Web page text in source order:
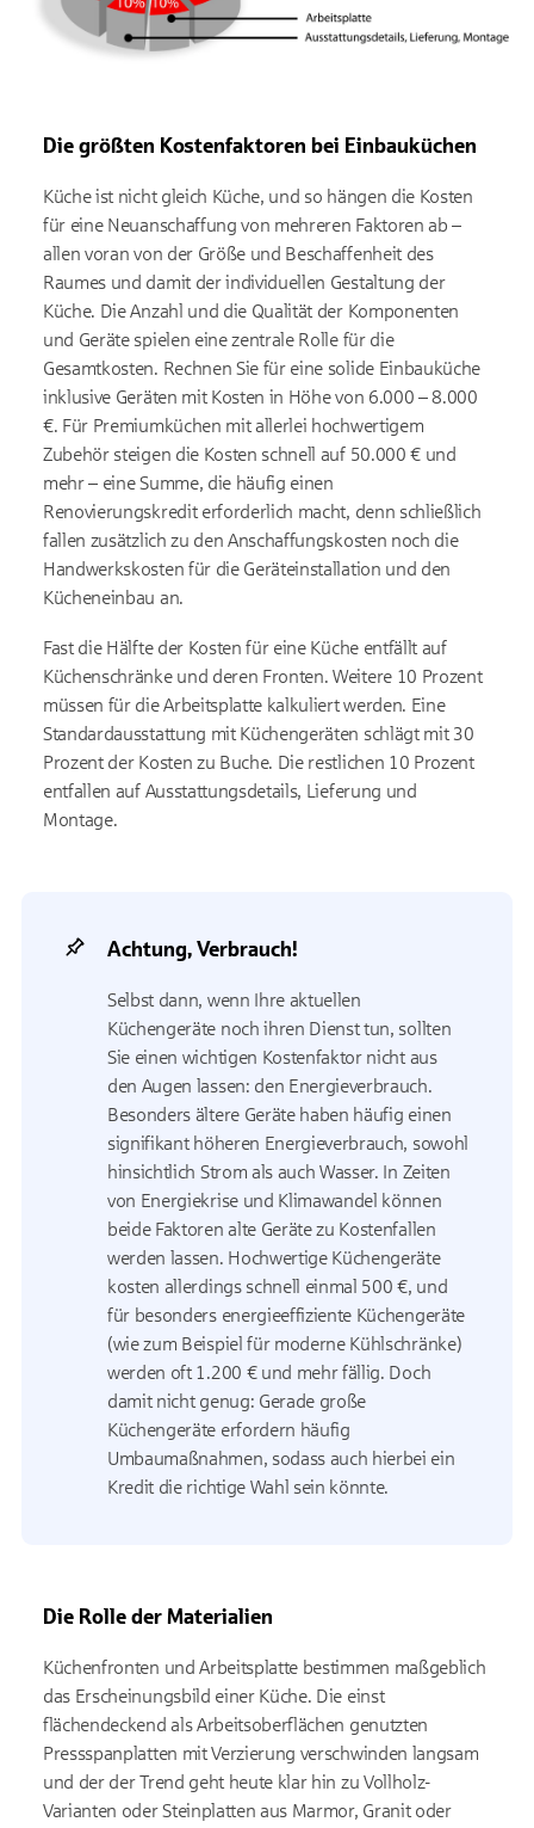
Die größten Kostenfaktoren bei Einbauküchen
Küche ist nicht gleich Küche, und so hängen die Kosten
für eine Neuanschaffung von mehreren Faktoren ab –
allen voran von der Größe und Beschaffenheit des
Raumes und damit der individuellen Gestaltung der
Küche. Die Anzahl und die Qualität der Komponenten
und Geräte spielen eine zentrale Rolle für die
Gesamtkosten. Rechnen Sie für eine solide Einbauküche
inklusive Geräten mit Kosten in Höhe von 6.000 – 8.000
€. Für Premiumküchen mit allerlei hochwertigem
Zubehör steigen die Kosten schnell auf 50.000 € und
mehr – eine Summe, die häufig einen
Renovierungskredit erforderlich macht, denn schließlich
fallen zusätzlich zu den Anschaffungskosten noch die
Handwerkskosten für die Geräteinstallation und den
Kücheneinbau an.
Fast die Hälfte der Kosten für eine Küche entfällt auf
Küchenschränke und deren Fronten. Weitere 10 Prozent
müssen für die Arbeitsplatte kalkuliert werden. Eine
Standardausstattung mit Küchengeräten schlägt mit 30
Prozent der Kosten zu Buche. Die restlichen 10 Prozent
entfallen auf Ausstattungsdetails, Lieferung und
Montage.
Achtung, Verbrauch!
Selbst dann, wenn Ihre aktuellen
Küchengeräte noch ihren Dienst tun, sollten
Sie einen wichtigen Kostenfaktor nicht aus
den Augen lassen: den Energieverbrauch.
Besonders ältere Geräte haben häufig einen
signifikant höheren Energieverbrauch, sowohl
hinsichtlich Strom als auch Wasser. In Zeiten
von Energiekrise und Klimawandel können
beide Faktoren alte Geräte zu Kostenfallen
werden lassen. Hochwertige Küchengeräte
kosten allerdings schnell einmal 500 €, und
für besonders energieeffiziente Küchengeräte
(wie zum Beispiel für moderne Kühlschränke)
werden oft 1.200 € und mehr fällig. Doch
damit nicht genug: Gerade große
Küchengeräte erfordern häufig
Umbaumaßnahmen, sodass auch hierbei ein
Kredit die richtige Wahl sein könnte.
Die Rolle der Materialien
Küchenfronten und Arbeitsplatte bestimmen maßgeblich
das Erscheinungsbild einer Küche. Die einst
flächendeckend als Arbeitsoberflächen genutzten
Pressspanplatten mit Verzierung verschwinden langsam
und der der Trend geht heute klar hin zu Vollholz-
Varianten oder Steinplatten aus Marmor, Granit oder